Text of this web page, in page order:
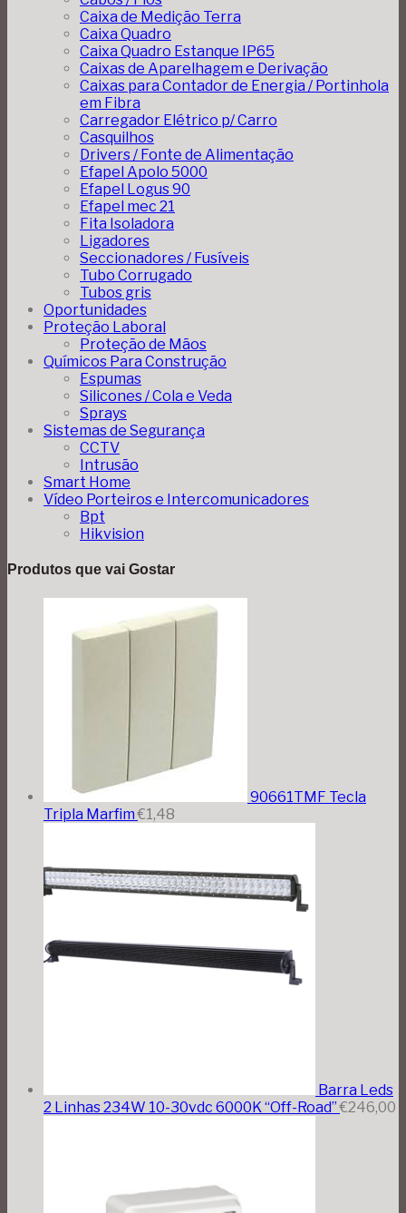
Caixa de Medição Terra
Caixa Quadro
Caixa Quadro Estanque IP65
Caixas de Aparelhagem e Derivação
Caixas para Contador de Energia / Portinhola
em Fibra
Carregador Elétrico p/ Carro
Casquilhos
Drivers / Fonte de Alimentação
Efapel Apolo 5000
Efapel Logus 90
Efapel mec 21
Fita Isoladora
Ligadores
Seccionadores / Fusíveis
Tubo Corrugado
Tubos gris
Oportunidades
Proteção Laboral
Proteção de Mãos
Químicos Para Construção
Espumas
Silicones / Cola e Veda
Sprays
Sistemas de Segurança
CCTV
Intrusão
Smart Home
Vídeo Porteiros e Intercomunicadores
Bpt
Hikvision
Produtos que vai Gostar
90661TMF Tecla
Tripla Marfim €1,48
Barra Leds
2 Linhas 234W 10-30vdc 6000K “Off-Road” €246,00